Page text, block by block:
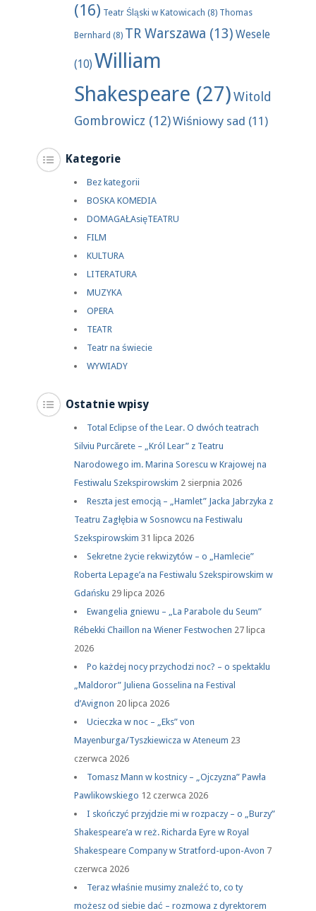
(16) Teatr Śląski w Katowicach (8) Thomas
Bernhard (8) TR Warszawa (13) Wesele
(10) William
Shakespeare (27)Witold
Gombrowicz (12)Wiśniowy sad (11)
Kategorie
Bez kategorii
BOSKA KOMEDIA
DOMAGAŁAsięTEATRU
FILM
KULTURA
LITERATURA
MUZYKA
OPERA
TEATR
Teatr na świecie
WYWIADY
Ostatnie wpisy
Total Eclipse of the Lear. O dwóch teatrach
Silviu Purcărete – „Król Lear” z Teatru
Narodowego im. Marina Sorescu w Krajowej na
Festiwalu Szekspirowskim 2 sierpnia 2026
Reszta jest emocją – „Hamlet” Jacka Jabrzyka z
Teatru Zagłębia w Sosnowcu na Festiwalu
Szekspirowskim 31 lipca 2026
Sekretne życie rekwizytów – o „Hamlecie”
Roberta Lepage’a na Festiwalu Szekspirowskim w
Gdańsku 29 lipca 2026
Ewangelia gniewu – „La Parabole du Seum”
Rébekki Chaillon na Wiener Festwochen 27 lipca
2026
Po każdej nocy przychodzi noc? – o spektaklu
„Maldoror” Juliena Gosselina na Festival
d’Avignon 20 lipca 2026
Ucieczka w noc – „Eks” von
Mayenburga/Tyszkiewicza w Ateneum 23
czerwca 2026
Tomasz Mann w kostnicy – „Ojczyzna” Pawła
Pawlikowskiego 12 czerwca 2026
I skończyć przyjdzie mi w rozpaczy – o „Burzy”
Shakespeare’a w reż. Richarda Eyre w Royal
Shakespeare Company w Stratford-upon-Avon 7
czerwca 2026
Teraz właśnie musimy znaleźć to, co ty
możesz od siebie dać – rozmowa z dyrektorem